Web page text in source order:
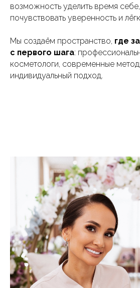
возможность уделить время
почувствовать уверенность и
Мы создаём пространство, где
с первого шага:
косметологи, современные
индивидуальный подход.